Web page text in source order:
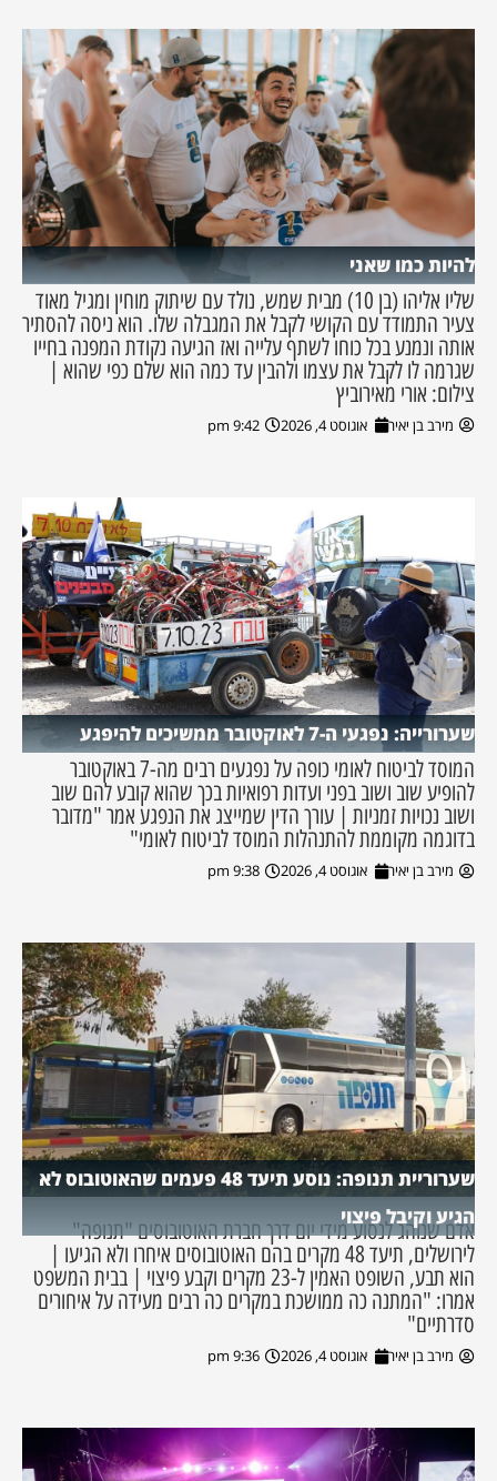
להיות כמו שאני
שליו אליהו (בן 10) מבית שמש, נולד עם שיתוק מוחין ומגיל מאוד
צעיר התמודד עם הקושי לקבל את המגבלה שלו. הוא ניסה להסתיר
אותה ונמנע בכל כוחו לשתף עלייה ואז הגיעה נקודת המפנה בחייו
שגרמה לו לקבל את עצמו ולהבין עד כמה הוא שלם כפי שהוא |
צילום: אורי מאירוביץ
מירב בן יאיר אוגוסט 4, 2026 9:42 pm
שערורייה: נפגעי ה-7 לאוקטובר ממשיכים להיפגע
המוסד לביטוח לאומי כופה על נפגעים רבים מה-7 באוקטובר
להופיע שוב ושוב בפני ועדות רפואיות בכך שהוא קובע להם שוב
ושוב נכויות זמניות | עורך הדין שמייצג את הנפגע אמר "מדובר
בדוגמה מקוממת להתנהלות המוסד לביטוח לאומי"
מירב בן יאיר אוגוסט 4, 2026 9:38 pm
שערוריית תנופה: נוסע תיעד 48 פעמים שהאוטובוס לא
הגיע וקיבל פיצוי
אדם שנוהג לנסוע מידי יום דרך חברת האוטובוסים "תנופה"
לירושלים, תיעד 48 מקרים בהם האוטובוסים איחרו ולא הגיעו |
הוא תבע, השופט האמין ל-23 מקרים וקבע פיצוי | בבית המשפט
אמרו: "המתנה כה ממושכת במקרים כה רבים מעידה על איחורים
סדרתיים"
מירב בן יאיר אוגוסט 4, 2026 9:36 pm